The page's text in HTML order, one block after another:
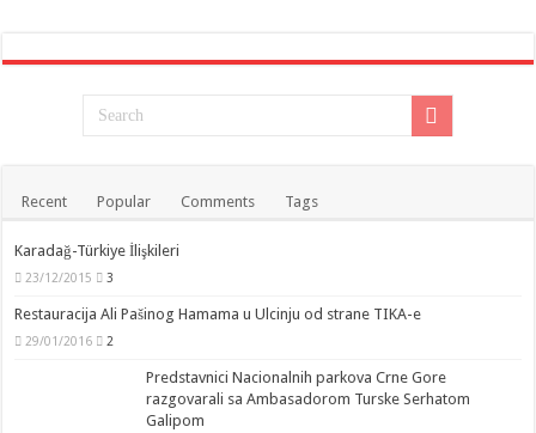
Recent Popular Comments Tags
Karadağ-Türkiye İlişkileri
23/12/2015 3
Restauracija Ali Pašinog Hamama u Ulcinju od strane TIKA-e
29/01/2016 2
Predstavnici Nacionalnih parkova Crne Gore
razgovarali sa Ambasadorom Turske Serhatom
Galipom